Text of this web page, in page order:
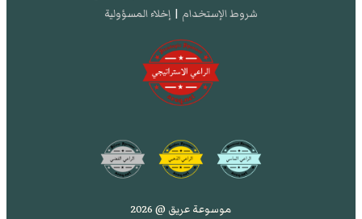
شروط الإستخدام | إخلاء المسؤولية
موسوعة عريق @ 2026